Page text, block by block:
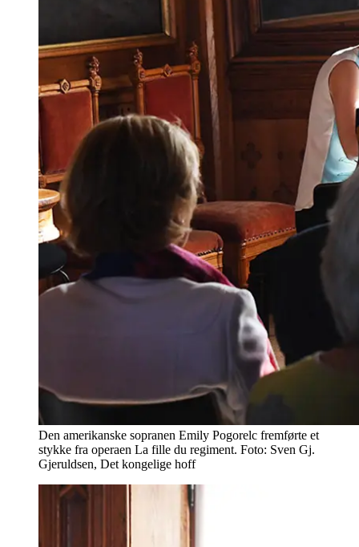
Den amerikanske sopranen Emily Pogorelc fremførte et
stykke fra operaen La fille du regiment. Foto: Sven Gj.
Gjeruldsen, Det kongelige hoff